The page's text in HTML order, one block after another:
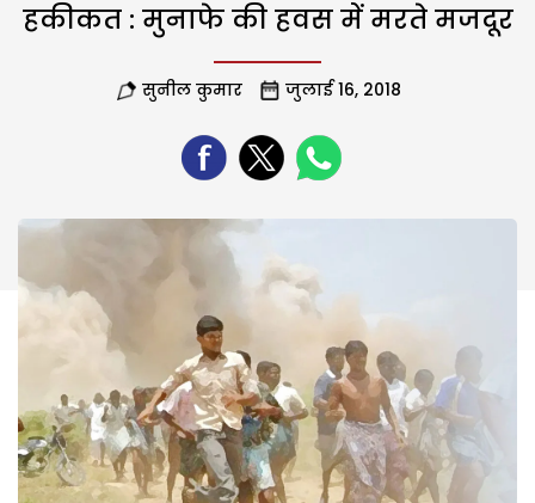
हकीकत : मुनाफे की हवस में मरते मजदूर
सुनील कुमार जुलाई 16, 2018